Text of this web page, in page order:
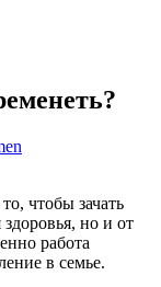
чтобы зачать
здоровья, но и от
работа
в семье.